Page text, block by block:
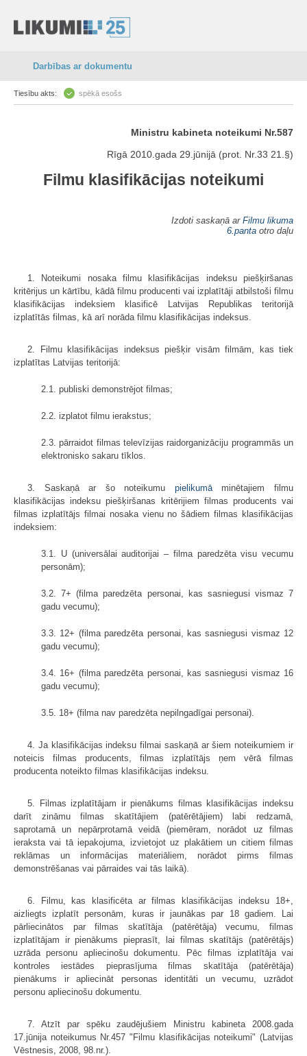
Darbības ar dokumentu
Tiesību akts: spēkā esošs
Ministru kabineta noteikumi Nr.587
Rīgā 2010.gada 29.jūnijā (prot. Nr.33 21.§)
Filmu klasifikācijas noteikumi
Izdoti saskaņā ar Filmu likuma
6.panta otro daļu
1. Noteikumi nosaka filmu klasifikācijas indeksu piešķiršanas
kritērijus un kārtību, kādā filmu producenti vai izplatītāji atbilstoši filmu
klasifikācijas indeksiem klasificē Latvijas Republikas teritorijā
izplatītās filmas, kā arī norāda filmu klasifikācijas indeksus.
2. Filmu klasifikācijas indeksus piešķir visām filmām, kas tiek
izplatītas Latvijas teritorijā:
2.1. publiski demonstrējot filmas;
2.2. izplatot filmu ierakstus;
2.3. pārraidot filmas televīzijas raidorganizāciju programmās un
elektronisko sakaru tīklos.
3. Saskaņā ar šo noteikumu pielikumāminētajiem filmu
klasifikācijas indeksu piešķiršanas kritērijiem filmas producents vai
filmas izplatītājs filmai nosaka vienu no šādiem filmas klasifikācijas
indeksiem:
3.1. U (universālai auditorijai – filma paredzēta visu vecumu
personām);
3.2. 7+ (filma paredzēta personai, kas sasniegusi vismaz 7
gadu vecumu);
3.3. 12+ (filma paredzēta personai, kas sasniegusi vismaz 12
gadu vecumu);
3.4. 16+ (filma paredzēta personai, kas sasniegusi vismaz 16
gadu vecumu);
3.5. 18+ (filma nav paredzēta nepilngadīgai personai).
4. Ja klasifikācijas indeksu filmai saskaņā ar šiem noteikumiem ir
noteicis filmas producents, filmas izplatītājs ņem vērā filmas
producenta noteikto filmas klasifikācijas indeksu.
5. Filmas izplatītājam ir pienākums filmas klasifikācijas indeksu
darīt zināmu filmas skatītājiem (patērētājiem) labi redzamā,
saprotamā un nepārprotamā veidā (piemēram, norādot uz filmas
ieraksta vai tā iepakojuma, izvietojot uz plakātiem un citiem filmas
reklāmas un informācijas materiāliem, norādot pirms filmas
demonstrēšanas vai pārraides vai tās laikā).
6. Filmu, kas klasificēta ar filmas klasifikācijas indeksu 18+,
aizliegts izplatīt personām, kuras ir jaunākas par 18 gadiem. Lai
pārliecinātos par filmas skatītāja (patērētāja) vecumu, filmas
izplatītājam ir pienākums pieprasīt, lai filmas skatītājs (patērētājs)
uzrāda personu apliecinošu dokumentu. Pēc filmas izplatītāja vai
kontroles iestādes pieprasījuma filmas skatītāja (patērētāja)
pienākums ir apliecināt personas identitāti un vecumu, uzrādot
personu apliecinošu dokumentu.
7. Atzīt par spēku zaudējušiem Ministru kabineta 2008.gada
17.jūnija noteikumus Nr.457 "Filmu klasifikācijas noteikumi" (Latvijas
Vēstnesis, 2008, 98.nr.).